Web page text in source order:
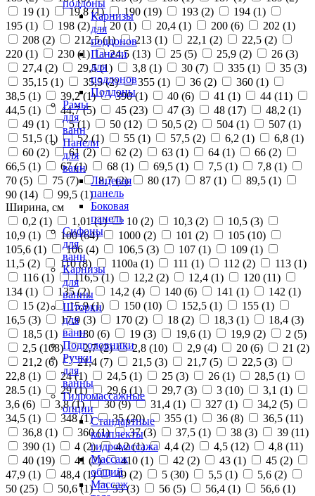
поддоны
Карнизы
для
поддонов
Панели
для
поддонов
Поддоны
Рамы
для
ванн
Панели
для
ванн
Лицевая
панель
Боковая
панель
Сифоны
для
ванн
Карнизы
для
ванны
Шторки
для
ванн
Подголовники
Ручки
для
ванны
Гидромассажные
опции
Стандартные
комплекты
гидромассажа
Массаж
общий
Массаж
19 (1) 19,8 (1) 190 (19) 193 (2) 194 (1)
195 (1) 198 (2) 20 (1) 20,4 (1) 200 (6) 202 (1)
208 (2) 212,5 (1) 213 (1) 22,1 (2) 22,5 (2)
220 (1) 230 (1) 24,5 (13) 25 (5) 25,9 (2) 26 (3)
27,4 (2) 29,5 (1) 3,8 (1) 30 (7) 335 (1) 35 (3)
35,15 (1) 35,5 (2) 355 (1) 36 (2) 360 (1)
38,5 (1) 39,2 (1) 390 (1) 40 (6) 41 (1) 44 (11)
44,5 (1) 44,7 (5) 45 (23) 47 (3) 48 (17) 48,2 (1)
49 (1) 5 (1) 50 (12) 50,5 (2) 504 (1) 507 (1)
51,5 (1) 52 (1) 55 (1) 57,5 (2) 6,2 (1) 6,8 (1)
60 (2) 61 (2) 62 (2) 63 (1) 64 (1) 66 (2)
66,5 (1) 67 (1) 68 (1) 69,5 (1) 7,5 (1) 7,8 (1)
70 (5) 75 (7) 8,7 (2) 80 (17) 87 (1) 89,5 (1)
90 (14) 99,5 (1)
Ширина, см
0,2 (1) 1,01 (1) 10 (2) 10,3 (2) 10,5 (3)
10,9 (1) 100 (64) 1000 (2) 101 (2) 105 (10)
105,6 (1) 106 (4) 106,5 (3) 107 (1) 109 (1)
11,5 (2) 110 (8) 1100а (1) 111 (1) 112 (2) 113 (1)
116 (1) 116,5 (1) 12,2 (2) 12,4 (1) 120 (11)
134 (1) 135 (2) 14,2 (4) 140 (6) 141 (1) 142 (1)
15 (2) 15,9 (1) 150 (10) 152,5 (1) 155 (1)
16,5 (3) 17,9 (3) 170 (2) 18 (2) 18,3 (1) 18,4 (3)
18,5 (1) 180 (6) 19 (3) 19,6 (1) 19,9 (2) 2 (5)
2,5 (108) 2,7 (2) 2,8 (10) 2,9 (4) 20 (6) 21 (2)
21,2 (6) 21,4 (7) 21,5 (3) 21,7 (5) 22,5 (3)
22,8 (1) 24 (1) 24,5 (1) 25 (3) 26 (1) 28,5 (1)
28.5 (1) 29 (1) 29,6 (1) 29,7 (3) 3 (10) 3,1 (1)
3,6 (6) 3,8 (1) 30 (9) 31,4 (1) 327 (1) 34,2 (5)
34,5 (1) 348 (1) 35 (20) 355 (1) 36 (8) 36,5 (11)
36,8 (1) 360 (1) 37 (3) 37,5 (1) 38 (3) 39 (11)
390 (1) 4 (2) 4,2 (1) 4,4 (2) 4,5 (12) 4,8 (11)
40 (19) 41 (2) 410 (1) 42 (2) 43 (1) 45 (2)
47,9 (1) 48,4 (1) 49 (2) 5 (30) 5,5 (1) 5,6 (2)
50 (25) 50,6 (1) 55 (3) 56 (5) 56,4 (1) 56,6 (1)